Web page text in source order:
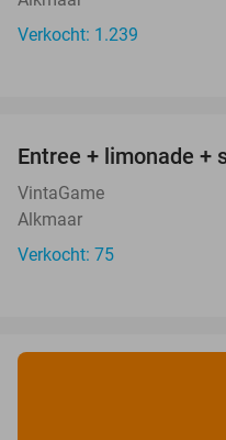
Verkocht: 1.239
Entree + limonade +
VintaGame
Alkmaar
Verkocht: 75